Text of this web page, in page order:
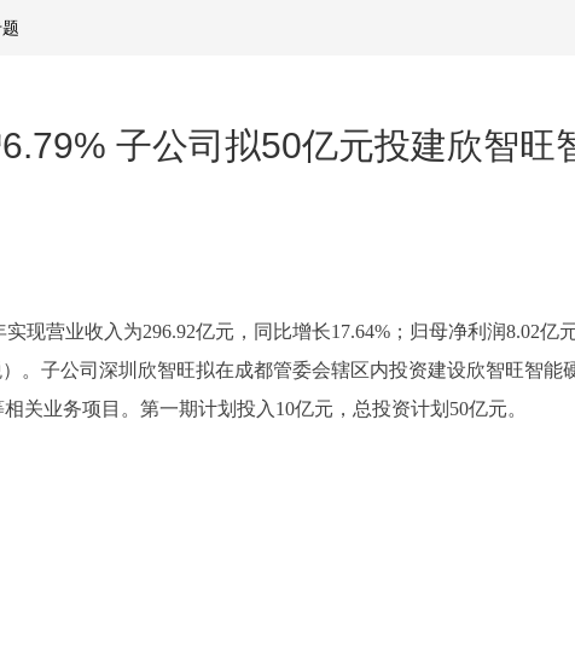
子公司拟50亿元投建欣智旺
现营业收入为296.92亿元，同比增长17.64%；归母净利润8.02亿
。子公司深圳欣智旺拟在成都管委会辖区内投资建设欣智旺智能
关业务项目。第一期计划投入10亿元，总投资计划50亿元。